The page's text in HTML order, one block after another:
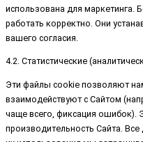
использована для маркетинга.
работать корректно. Они
вашего согласия.
4.2. Статистические
Эти файлы cookie позволяют
взаимодействуют с Сайтом
чаще всего, фиксация ошибок).
производительность Сайта.